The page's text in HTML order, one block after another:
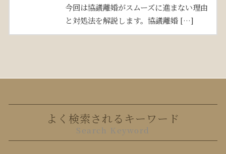
今回は協議離婚がスムーズに進まない理由
と対処法を解説します。協議離婚 […]
よく検索されるキーワード
Search Keyword